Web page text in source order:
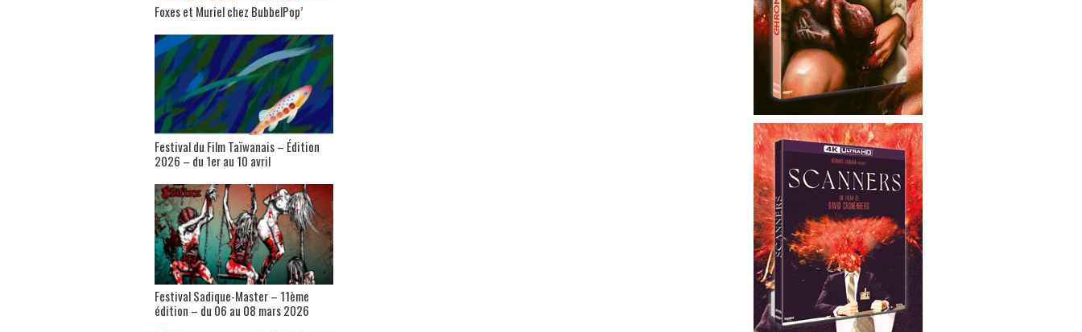
Foxes et Muriel chez BubbelPop’
Festival du Film Taïwanais – Édition
2026 – du 1er au 10 avril
Festival Sadique-Master – 11ème
édition – du 06 au 08 mars 2026